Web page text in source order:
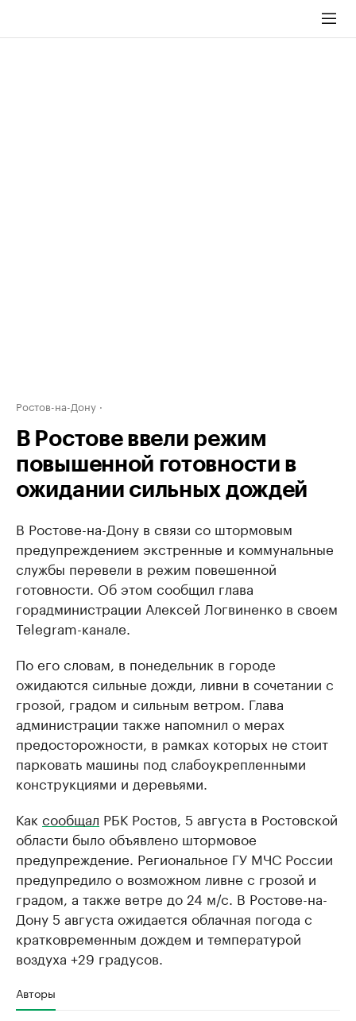
Ростов-на-Дону
В Ростове ввели режим
повышенной готовности в
ожидании сильных дождей
В Ростове-на-Дону в связи со штормовым
предупреждением экстренные и коммунальные
службы перевели в режим повешенной
готовности. Об этом сообщил глава
горадминистрации Алексей Логвиненко в своем
Telegram-канале.
По его словам, в понедельник в городе
ожидаются сильные дожди, ливни в сочетании с
грозой, градом и сильным ветром. Глава
администрации также напомнил о мерах
предосторожности, в рамках которых не стоит
парковать машины под слабоукрепленными
конструкциями и деревьями.
Как сообщал РБК Ростов, 5 августа в Ростовской
области было объявлено штормовое
предупреждение. Региональное ГУ МЧС России
предупредило о возможном ливне с грозой и
градом, а также ветре до 24 м/с. В Ростове-на-
Дону 5 августа ожидается облачная погода с
кратковременным дождем и температурой
воздуха +29 градусов.
Авторы